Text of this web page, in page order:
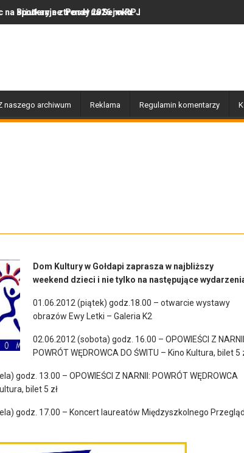
na Sejm RP Katarzyną Królak
2026 roku: Jak polska marka olor.pl podbija serca
Dobiegły końca prace
naszego archiwum Reklama Regulamin komentarzy
Dom Kultury w Gołdapi zaprasza w najbliższy
weekend dzieci i nie tylko na następujące
01.06.2012 (piątek) godz.18.00 – otwarcie wystawy
obrazów Ewy Letki – Galeria K2
02.06.2012 (sobota) godz. 16.00 – OPOWIEŚCI Z
POWRÓT WĘDROWCA DO ŚWITU – Kino Kultura, bilet 5
godz. 13.00 – OPOWIEŚCI Z NARNII: POWRÓT WĘDROWCA
bilet 5 zł
godz. 17.00 – Koncert laureatów Międzyszkolnego